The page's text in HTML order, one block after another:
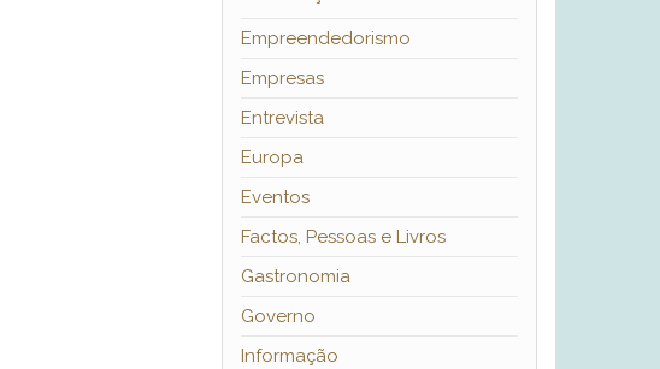
Empreendedorismo
Empresas
Entrevista
Europa
Eventos
Factos, Pessoas e Livros
Gastronomia
Governo
Informação